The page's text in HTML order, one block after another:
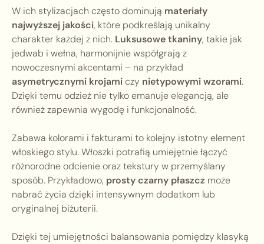
W ich stylizacjach często dominują materiały
najwyższej jakości, które podkreślają unikalny
charakter każdej z nich. Luksusowe tkaniny, takie jak
jedwab i wełna, harmonijnie współgrają z
nowoczesnymi akcentami – na przykład
asymetrycznymi krojamiczy nietypowymi wzorami.
Dzięki temu odzież nie tylko emanuje elegancją, ale
również zapewnia wygodę i funkcjonalność.
Zabawa kolorami i fakturami to kolejny istotny element
włoskiego stylu. Włoszki potrafią umiejętnie łączyć
różnorodne odcienie oraz tekstury w przemyślany
sposób. Przykładowo, prosty czarny płaszcz może
nabrać życia dzięki intensywnym dodatkom lub
oryginalnej biżuterii.
Dzięki tej umiejętności balansowania pomiędzy klasyką